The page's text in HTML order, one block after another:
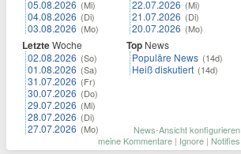
05.08.2026 (Mi)
04.08.2026 (Di)
03.08.2026 (Mo)
LetzteWoche
02.08.2026 (So)
01.08.2026 (Sa)
31.07.2026 (Fr)
30.07.2026 (Do)
29.07.2026 (Mi)
28.07.2026 (Di)
27.07.2026 (Mo)
22.07.2026 (Mi)
21.07.2026 (Di)
20.07.2026 (Mo)
Top News
Populäre News (14d)
Heiß diskutiert (14d)
News-Ansicht konfigurieren
meine Kommentare | Ignore | Notifies